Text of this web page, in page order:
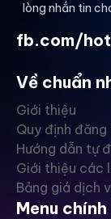
lòng nhắn tin
fb.com/
Về chuẩn
Giới thiệu
Quy định đăng
Hướng dẫn tự
Giới thiệu các
Bảng giá dịch
Menu chính